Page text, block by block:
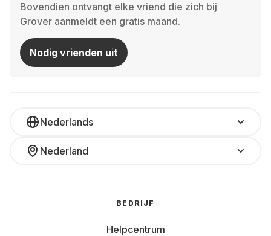
Bovendien ontvangt elke vriend die zich bij
Grover aanmeldt een gratis maand.
Nodig vrienden uit
Nederlands
Nederland
BEDRIJF
Helpcentrum